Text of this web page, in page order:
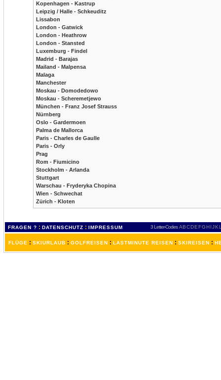
Kopenhagen - Kastrup
Leipzig / Halle - Schkeuditz
Lissabon
London - Gatwick
London - Heathrow
London - Stansted
Luxemburg - Findel
Madrid - Barajas
Mailand - Malpensa
Malaga
Manchester
Moskau - Domodedowo
Moskau - Scheremetjewo
München - Franz Josef Strauss
Nürnberg
Oslo - Gardermoen
Palma de Mallorca
Paris - Charles de Gaulle
Paris - Orly
Prag
Rom - Fiumicino
Stockholm - Arlanda
Stuttgart
Warschau - Fryderyka Chopina
Wien - Schwechat
Zürich - Kloten
FRAGEN ? : DATENSCHUTZ : IMPRESSUM 3 Letter-Codes ABCDEFGH IJKL
FLÜGE : SKIURLAUB : GOLFREISEN : LASTMINUTE REISEN : SKIREISEN :